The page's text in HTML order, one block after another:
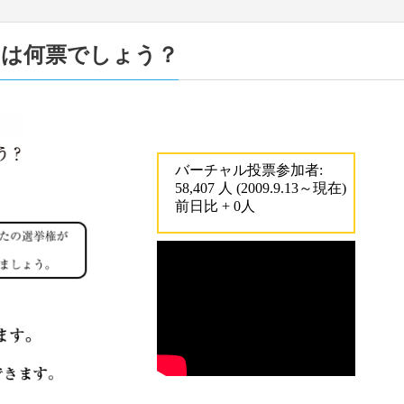
何票でしょう？